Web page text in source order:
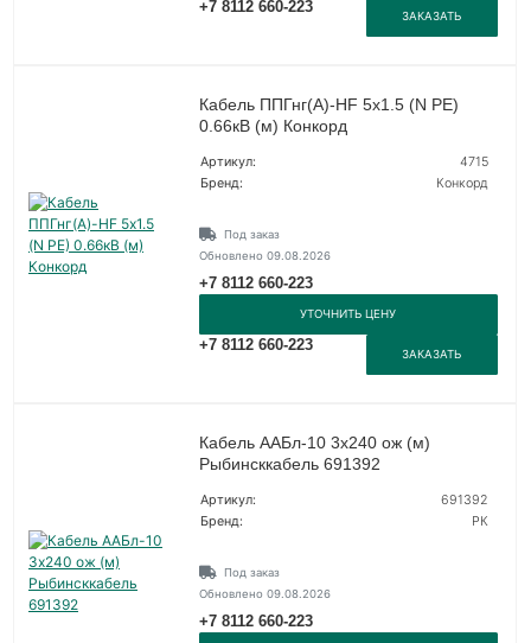
+7 8112 660-223
ЗАКАЗАТЬ
Кабель ППГнг(А)-HF 5х1.5 (N PE)
0.66кВ (м) Конкорд
Артикул:
4715
Бренд:
Конкорд
Под заказ
Обновлено 09.08.2026
+7 8112 660-223
УТОЧНИТЬ ЦЕНУ
+7 8112 660-223
ЗАКАЗАТЬ
Кабель ААБл-10 3х240 ож (м)
Рыбинсккабель 691392
Артикул:
691392
Бренд:
РК
Под заказ
Обновлено 09.08.2026
+7 8112 660-223